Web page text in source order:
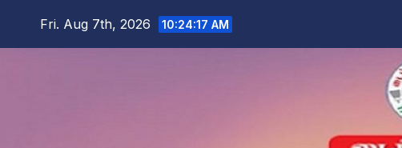
Fri. Aug 7th, 2026 10:24:18 AM